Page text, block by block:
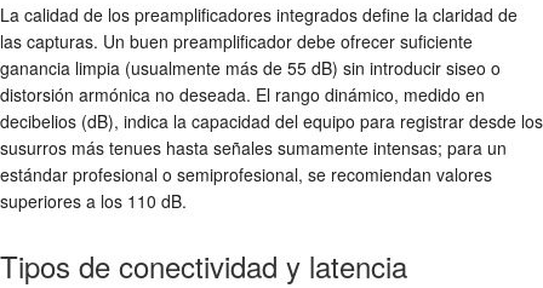
La calidad de los preamplificadores integrados define la claridad de
las capturas. Un buen preamplificador debe ofrecer suficiente
ganancia limpia (usualmente más de 55 dB) sin introducir siseo o
distorsión armónica no deseada. El rango dinámico, medido en
decibelios (dB), indica la capacidad del equipo para registrar desde los
susurros más tenues hasta señales sumamente intensas; para un
estándar profesional o semiprofesional, se recomiendan valores
superiores a los 110 dB.
Tipos de conectividad y latencia